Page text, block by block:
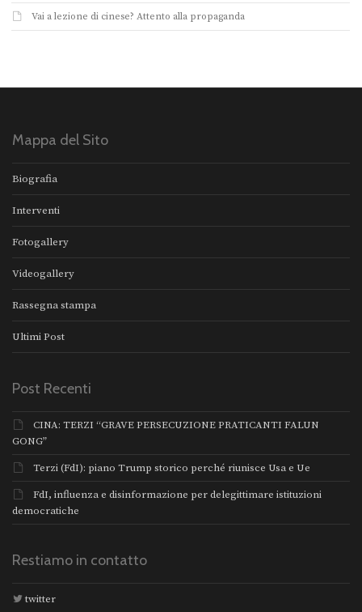
Vai a lezione di cinese? Attento alla propaganda
Mappa del Sito
Biografia
Interventi
Fotogallery
Videogallery
Rassegna stampa
Ultimi Post
Post Recenti
CINA: TERZI “GRAVE PERSECUZIONE PRATICANTI FALUN
GONG”
Terzi (FdI): piano Trump storico perché riunisce Usa e Ue
FdI, influenza e disinformazione per delegittimare istituzioni
democratiche
Restiamo in contatto
twitter